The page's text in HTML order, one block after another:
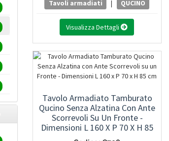
Tavoli armadiati | QUCINO
Visualizza Dettagli
Tavolo Armadiato Tamburato
Qucino Senza Alzatina Con Ante
Scorrevoli Su Un Fronte -
Dimensioni L 160 X P 70 X H 85
Cm